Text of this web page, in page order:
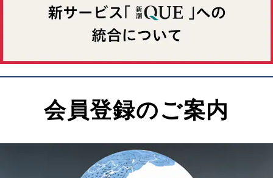
会員登録のご案内